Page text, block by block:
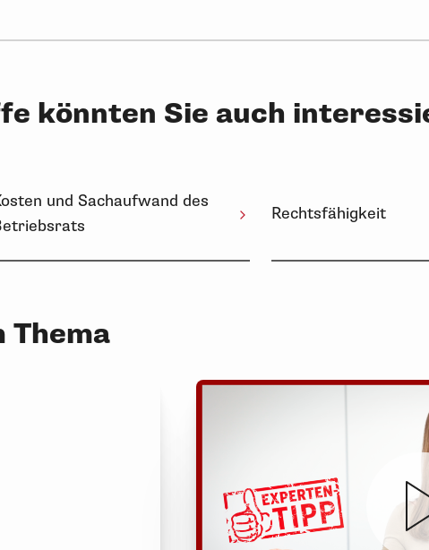
könnten Sie auch
und Sachaufwand des
Rechtsfähigkeit
Thema